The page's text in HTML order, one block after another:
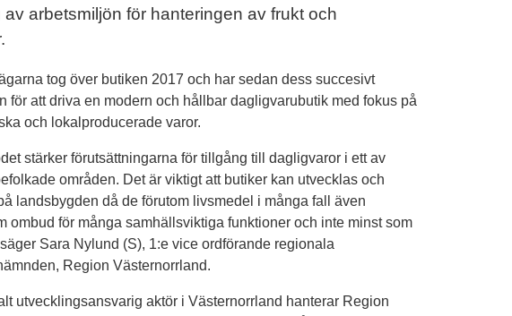
av arbetsmiljön för hanteringen av frukt och
tog över butiken 2017 och har sedan dess succesivt
för att driva en modern och hållbar dagligvarubutik med fokus på
och lokalproducerade varor.
stärker förutsättningarna för tillgång till dagligvaror i ett av
områden. Det är viktigt att butiker kan utvecklas och
landsbygden då de förutom livsmedel i många fall även
ombud för många samhällsviktiga funktioner och inte minst som
Sara Nylund (S), 1:e vice ordförande regionala
Region Västernorrland.
utvecklingsansvarig aktör i Västernorrland hanterar Region